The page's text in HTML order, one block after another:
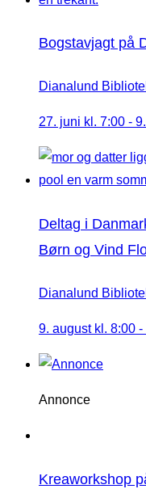
Bogstavjagt på
Dianalund
27. juni kl. 7:00 -
Deltag i
Børn og Vind
Dianalund
9. august kl. 8:00 -
Annonce
Kreaworkshop